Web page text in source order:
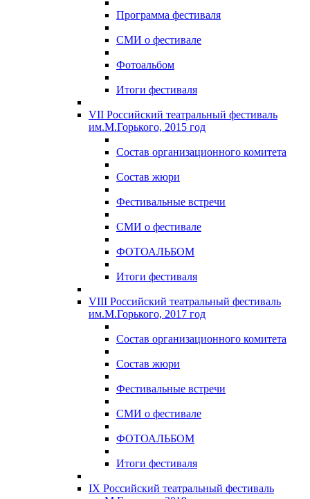
Программа фестиваля
СМИ о фестивале
Фотоальбом
Итоги фестиваля
VII Российский театральный фестиваль
им.М.Горького, 2015 год
Состав организационного комитета
Состав жюри
Фестивальные встречи
СМИ о фестивале
ФОТОАЛЬБОМ
Итоги фестиваля
VIII Российский театральный фестиваль
им.М.Горького, 2017 год
Состав организационного комитета
Состав жюри
Фестивальные встречи
СМИ о фестивале
ФОТОАЛЬБОМ
Итоги фестиваля
IX Российский театральный фестиваль